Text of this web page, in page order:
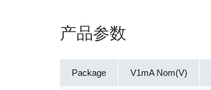
产品参数
Package V1mA Nom(V)